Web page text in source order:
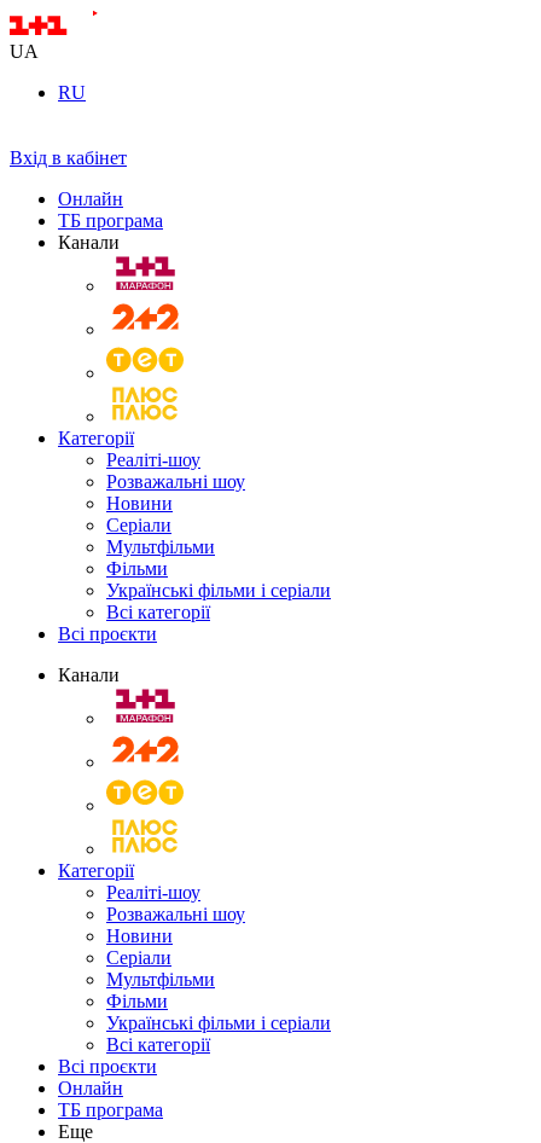
UA
RU
Вхід в кабінет
Онлайн
ТБ програма
Канали
Категорії
Реаліті-шоу
Розважальні шоу
Новини
Серіали
Мультфільми
Фільми
Українські фільми і серіали
Всі категорії
Всі проєкти
Канали
Категорії
Реаліті-шоу
Розважальні шоу
Новини
Серіали
Мультфільми
Фільми
Українські фільми і серіали
Всі категорії
Всі проєкти
Онлайн
ТБ програма
Еще